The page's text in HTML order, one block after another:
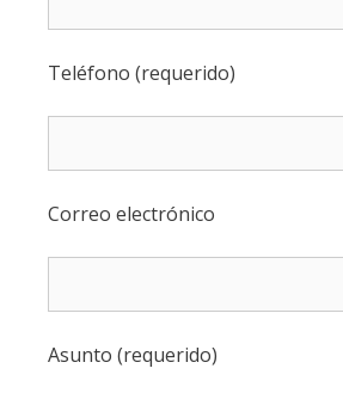
Teléfono (requerido)
Correo electrónico
Asunto (requerido)